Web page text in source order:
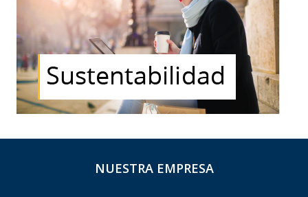
NUESTRA EMPRESA